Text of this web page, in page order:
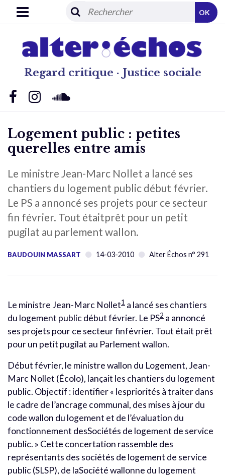
Regard critique · Justice sociale
OK
Logement public : petites
querelles entre amis
Le ministre Jean-Marc Nollet a lancé ses
chantiers du logement public début février.
Le PS a annoncé ses projets pour ce secteur
fin février. Tout étaitprêt pour un petit
pugilat au parlement wallon.
BAUDOUIN MASSART 14-03-2010 Alter Échos n° 291
Le ministre Jean-Marc Nollet1 a lancé ses chantiers
du logement public début février. Le PS2 a annoncé
ses projets pour ce secteur finfévrier. Tout était prêt
pour un petit pugilat au Parlement wallon.
Début février, le ministre wallon du Logement, Jean-
Marc Nollet (Écolo), lançait les chantiers du logement
public. Objectif : identifier « lespriorités à traiter dans
le cadre de l’ancrage communal, des mises à jour du
code wallon du logement et de l’évaluation du
fonctionnement desSociétés de logement de service
public. » Cette concertation rassemble des
représentants des sociétés de logement de service
public (SLSP), de laSociété wallonne du logement